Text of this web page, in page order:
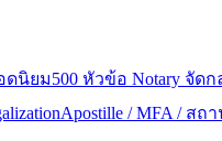
ดนิยม500 หัวข้อ Notary จัด
Apostille / MFA / ส